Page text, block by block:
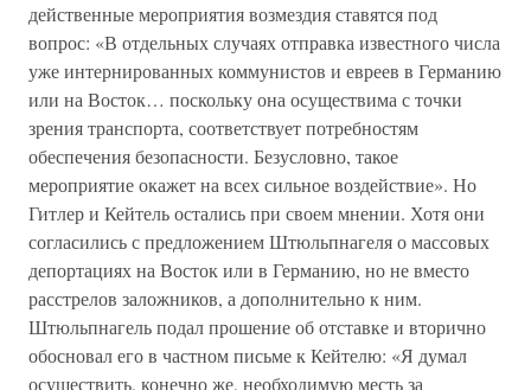
действенные мероприятия возмездия ставятся под
вопрос: «В отдельных случаях отправка известного числа
уже интернированных коммунистов и евреев в Германию
или на Восток… поскольку она осуществима с точки
зрения транспорта, соответствует потребностям
обеспечения безопасности. Безусловно, такое
мероприятие окажет на всех сильное воздействие». Но
Гитлер и Кейтель остались при своем мнении. Хотя они
согласились с предложением Штюльпнагеля о массовых
депортациях на Восток или в Германию, но не вместо
расстрелов заложников, а дополнительно к ним.
Штюльпнагель подал прошение об отставке и вторично
обосновал его в частном письме к Кейтелю: «Я думал
осуществить, конечно же, необходимую месть за